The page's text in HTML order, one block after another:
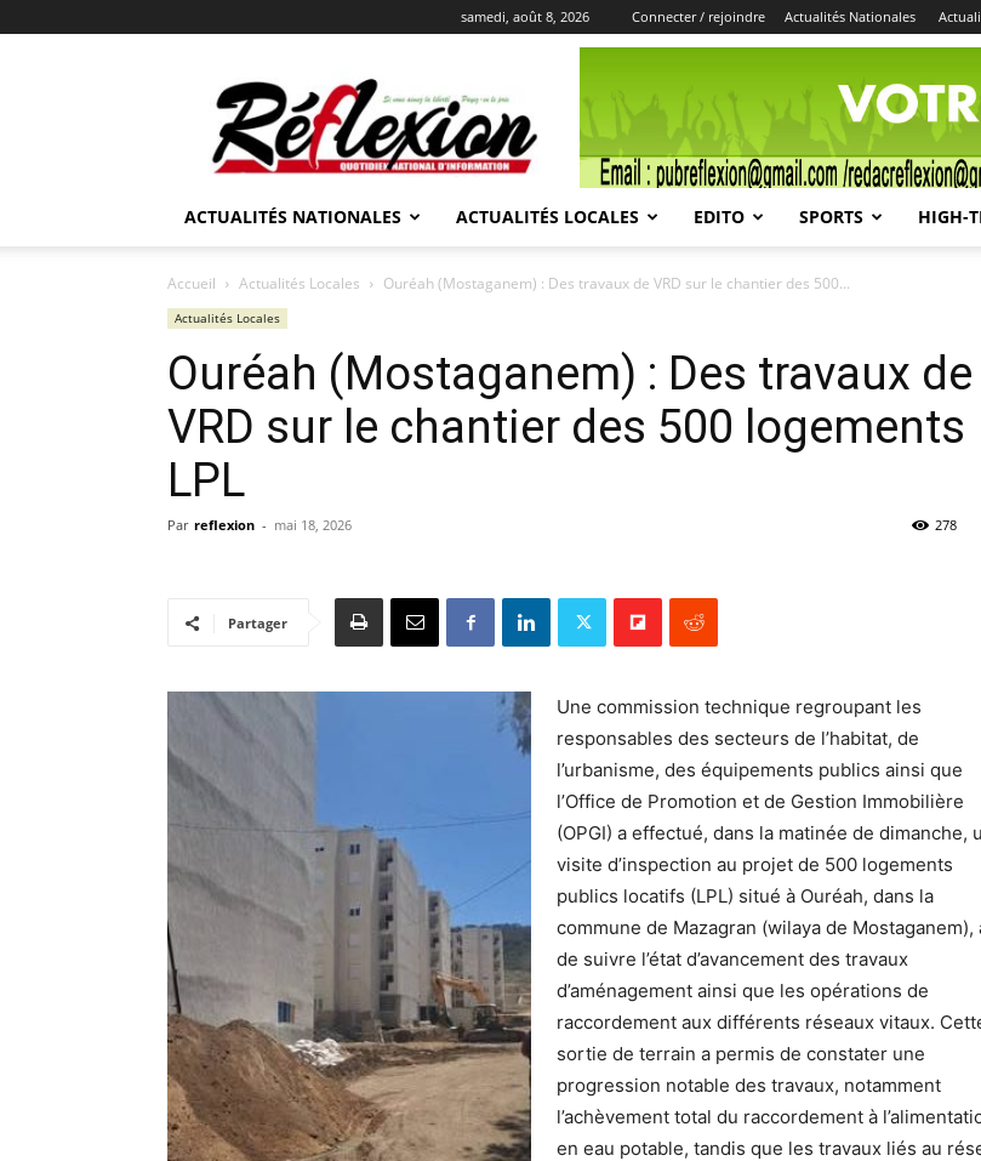
samedi, août 8, 2026 Connecter / rejoindre Actualités Nationales
REFLEXION
ACTUALITÉS NATIONALES ACTUALITÉS LOCALES EDITO SPORTS HIGH-
Accueil Actualités Locales Ouréah (Mostaganem) : Des travaux de VRD sur le chantier des 500...
Actualités Locales
Ouréah (Mostaganem) : Des travaux de
VRD sur le chantier des 500 logements
LPL
Par reflexion - mai 18, 2026 278
Partager
Une commission technique regroupant les
responsables des secteurs de l’habitat, de
l’urbanisme, des équipements publics ainsi que
l’Office de Promotion et de Gestion Immobilière
(OPGI) a effectué, dans la matinée de dimanche,
visite d’inspection au projet de 500 logements
publics locatifs (LPL) situé à Ouréah, dans la
commune de Mazagran (wilaya de Mostaganem),
de suivre l’état d’avancement des travaux
d’aménagement ainsi que les opérations de
raccordement aux différents réseaux vitaux.
sortie de terrain a permis de constater une
progression notable des travaux, notamment
l’achèvement total du raccordement à
en eau potable, tandis que les travaux liés au